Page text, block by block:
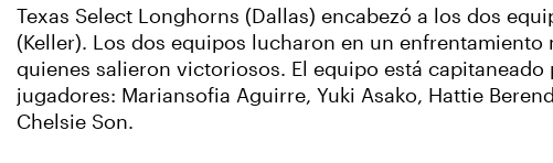
Texas Select Longhorns (Dallas) encabezó a los dos
(Keller). Los dos equipos lucharon en un
quienes salieron victoriosos. El equipo está
jugadores: Mariansofia Aguirre, Yuki Asako, Hattie
Chelsie Son.